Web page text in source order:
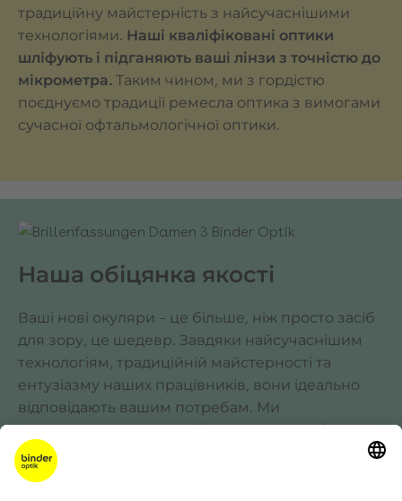
традиційну майстерність з найсучаснішими
технологіями. Наші кваліфіковані оптики
шліфують і підганяють ваші лінзи з точністю до
мікрометра. Таким чином, ми з гордістю
поєднуємо традиції ремесла оптика з вимогами
сучасної офтальмологічної оптики.
Наша обіцянка якості
Ваші нові окуляри – це більше, ніж просто засіб
для зору, це шедевр. Завдяки найсучаснішим
технологіям, традиційній майстерності та
ентузіазму наших працівників, вони ідеально
відповідають вашим потребам. Ми
використовуємо лише фірмову продукцію
провідних виробників преміум-класу, щоб
гарантувати найвищу якість зору, довговічність і